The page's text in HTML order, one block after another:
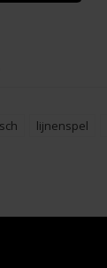
lijnenspel